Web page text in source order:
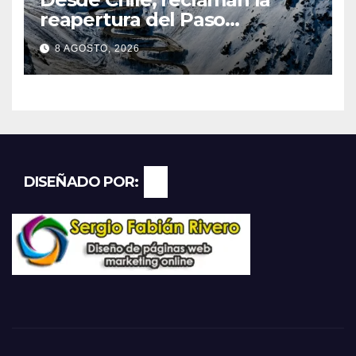
reapertura del Paso
Internacional Los
Libertadores: pérdidas
millonarias
8 AGOSTO, 2026
DISEÑADO POR: